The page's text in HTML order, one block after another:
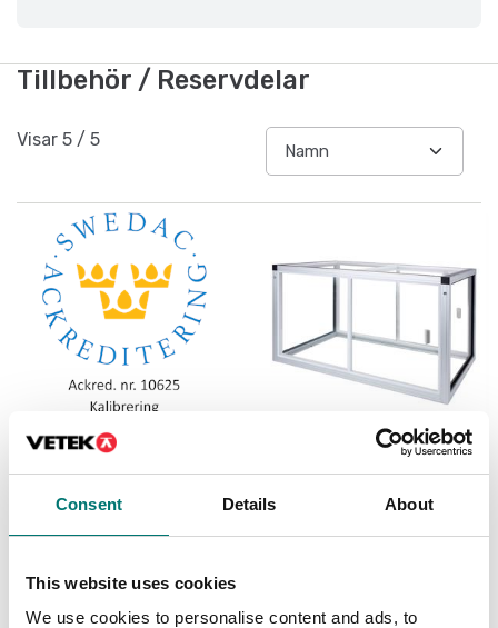
Consent Details About
This website uses cookies
We use cookies to personalise content and ads, to
Tillbehör / Reservdelar
Visar 5 / 5
XA 4Y och 5Y vågar